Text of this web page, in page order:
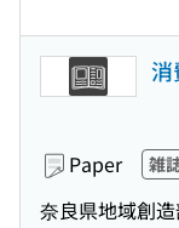
消
Paper 雑
奈良県地域創